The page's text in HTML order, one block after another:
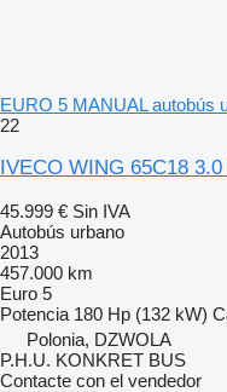
EURO 5 MANUAL autobús
22
IVECO WING 65C18
45.999 € Sin IVA
Autobús urbano
2013
457.000 km
Euro 5
Potencia 180 Hp (132 kW)
Polonia, DZWOLA
P.H.U. KONKRET BUS
Contacte con el vendedor